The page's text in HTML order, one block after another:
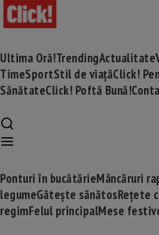
Ultima Oră!TrendingActualitate
TimeSportStil de viațăClick!
SănătateClick! Poftă Bună!
Ponturi în bucătărieMâncăruri
legumeGătește sănătosRețete
regimFelul principalMese